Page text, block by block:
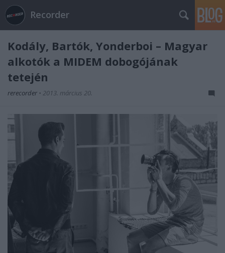
Recorder
Kodály, Bartók, Yonderboi – Magyar
alkotók a MIDEM dobogójának
tetején
rerecorder • 2013. március 20.